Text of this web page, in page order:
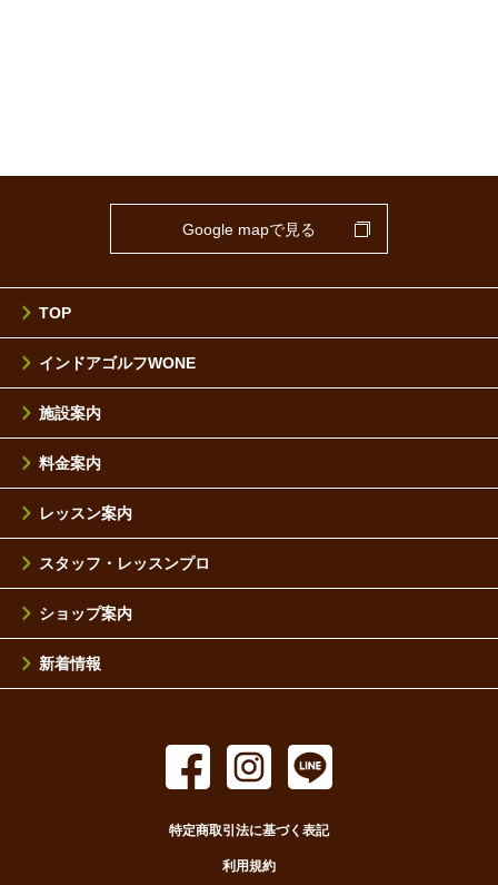
Google mapで見る
TOP
インドアゴルフWONE
施設案内
料金案内
レッスン案内
スタッフ・レッスンプロ
ショップ案内
新着情報
特定商取引法に基づく表記
利用規約